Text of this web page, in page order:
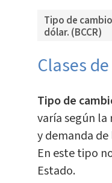
Tipo de
dólar. (BCCR)
Clases
Tipo de
varía según
y demanda de
En este tipo
Estado.